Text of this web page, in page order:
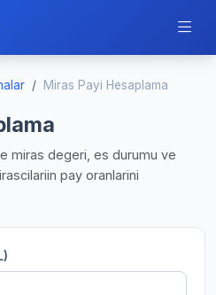
Miras Payi Hesaplama
miras degeri, es durumu ve
pay oranlarini